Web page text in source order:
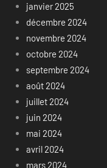
janvier 2025
décembre 2024
novembre 2024
octobre 2024
septembre 2024
août 2024
juillet 2024
juin 2024
mai 2024
avril 2024
mars 2024